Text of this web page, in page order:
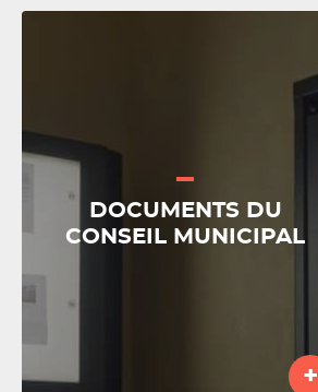
DOCUMENTS DU
CONSEIL MUNICIPAL
+